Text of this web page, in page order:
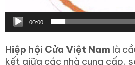
00:00
Hiệp hội Cửa Việt Nam là
kết giữa các nhà cung cấp,